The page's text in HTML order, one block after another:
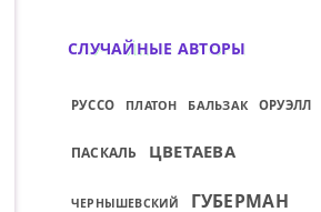
СЛУЧАЙНЫЕ АВТОРЫ
РУССО ПЛАТОН БАЛЬЗАК ОРУЭЛЛ
ПАСКАЛЬ ЦВЕТАЕВА
ЧЕРНЫШЕВСКИЙ ГУБЕРМАН